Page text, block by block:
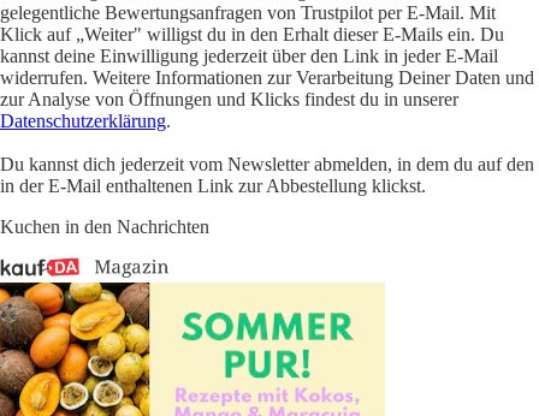
gelegentliche Bewertungsanfragen von Trustpilot per E-Mail. Mit
Klick auf „Weiter" willigst du in den Erhalt dieser E-Mails ein. Du
kannst deine Einwilligung jederzeit über den Link in jeder E-Mail
widerrufen. Weitere Informationen zur Verarbeitung Deiner Daten und
zur Analyse von Öffnungen und Klicks findest du in unserer
Datenschutzerklärung.
Du kannst dich jederzeit vom Newsletter abmelden, in dem du auf den
in der E-Mail enthaltenen Link zur Abbestellung klickst.
Kuchen in den Nachrichten